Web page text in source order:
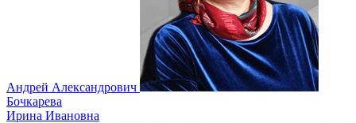
Андрей Александрович
Бочкарева
Ирина Ивановна